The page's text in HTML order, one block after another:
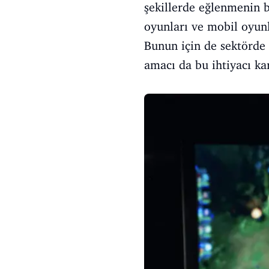
şekillerde eğlenmenin
oyunları ve mobil
Bunun için de
amacı da bu ihtiyacı